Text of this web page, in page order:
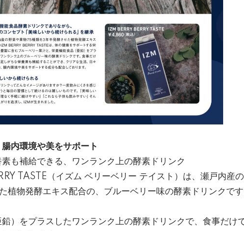
内環境や美をサポート
も補給できる、ワンランク上の酵素ドリンク
TASTE（イズム ベリーベリー テイスト）は、瀬戸内産
植物発酵エキス配合の、ブルーベリー味の酵素ドリンクです
）をプラスしたワンランク上の酵素ドリンクで、食事だけ